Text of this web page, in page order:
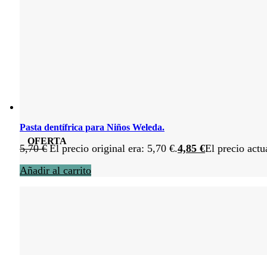
OFERTA
Pasta dentífrica para Niños Weleda.
5,70€ El precio original era: 5,70 €.4,85 €El precio
Añadir al carrito